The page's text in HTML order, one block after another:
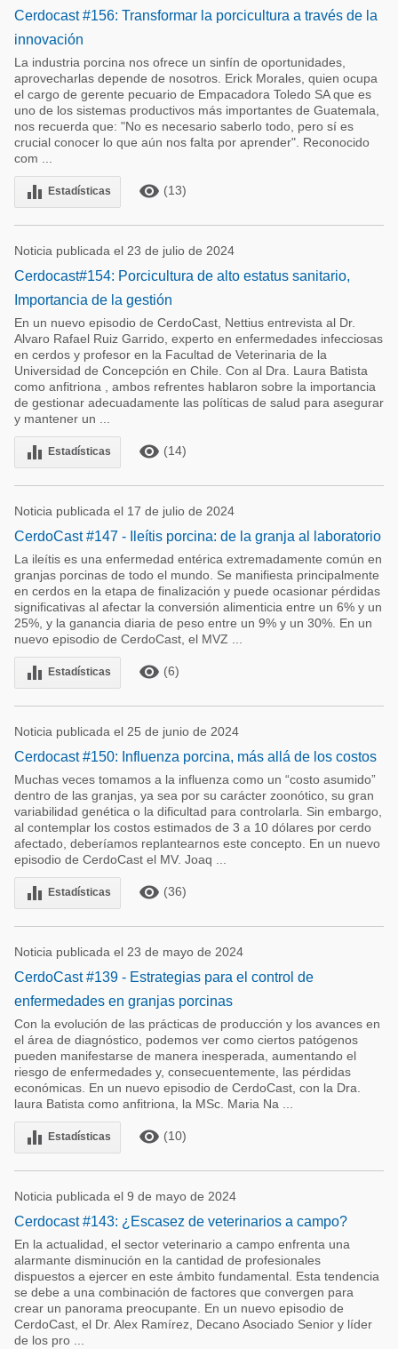
Cerdocast #156: Transformar la porcicultura a través de la
innovación
La industria porcina nos ofrece un sinfín de oportunidades,
aprovecharlas depende de nosotros. Erick Morales, quien ocupa
el cargo de gerente pecuario de Empacadora Toledo SA que es
uno de los sistemas productivos más importantes de Guatemala,
nos recuerda que: "No es necesario saberlo todo, pero sí es
crucial conocer lo que aún nos falta por aprender". Reconocido
com ...
equalizer Estadísticas remove_red_eye (13)
Noticia publicada el 23 de julio de 2024
Cerdocast#154: Porcicultura de alto estatus sanitario,
Importancia de la gestión
En un nuevo episodio de CerdoCast, Nettius entrevista al Dr.
Alvaro Rafael Ruiz Garrido, experto en enfermedades infecciosas
en cerdos y profesor en la Facultad de Veterinaria de la
Universidad de Concepción en Chile. Con al Dra. Laura Batista
como anfitriona , ambos refrentes hablaron sobre la importancia
de gestionar adecuadamente las políticas de salud para asegurar
y mantener un ...
equalizer Estadísticas remove_red_eye (14)
Noticia publicada el 17 de julio de 2024
CerdoCast #147 - Ileítis porcina: de la granja al laboratorio
La ileítis es una enfermedad entérica extremadamente común en
granjas porcinas de todo el mundo. Se manifiesta principalmente
en cerdos en la etapa de finalización y puede ocasionar pérdidas
significativas al afectar la conversión alimenticia entre un 6% y un
25%, y la ganancia diaria de peso entre un 9% y un 30%. En un
nuevo episodio de CerdoCast, el MVZ ...
equalizer Estadísticas remove_red_eye (6)
Noticia publicada el 25 de junio de 2024
Cerdocast #150: Influenza porcina, más allá de los costos
Muchas veces tomamos a la influenza como un “costo asumido”
dentro de las granjas, ya sea por su carácter zoonótico, su gran
variabilidad genética o la dificultad para controlarla. Sin embargo,
al contemplar los costos estimados de 3 a 10 dólares por cerdo
afectado, deberíamos replantearnos este concepto. En un nuevo
episodio de CerdoCast el MV. Joaq ...
equalizer Estadísticas remove_red_eye (36)
Noticia publicada el 23 de mayo de 2024
CerdoCast #139 - Estrategias para el control de
enfermedades en granjas porcinas
Con la evolución de las prácticas de producción y los avances en
el área de diagnóstico, podemos ver como ciertos patógenos
pueden manifestarse de manera inesperada, aumentando el
riesgo de enfermedades y, consecuentemente, las pérdidas
económicas. En un nuevo episodio de CerdoCast, con la Dra.
laura Batista como anfitriona, la MSc. Maria Na ...
equalizer Estadísticas remove_red_eye (10)
Noticia publicada el 9 de mayo de 2024
Cerdocast #143: ¿Escasez de veterinarios a campo?
En la actualidad, el sector veterinario a campo enfrenta una
alarmante disminución en la cantidad de profesionales
dispuestos a ejercer en este ámbito fundamental. Esta tendencia
se debe a una combinación de factores que convergen para
crear un panorama preocupante. En un nuevo episodio de
CerdoCast, el Dr. Alex Ramírez, Decano Asociado Senior y líder
de los pro ...